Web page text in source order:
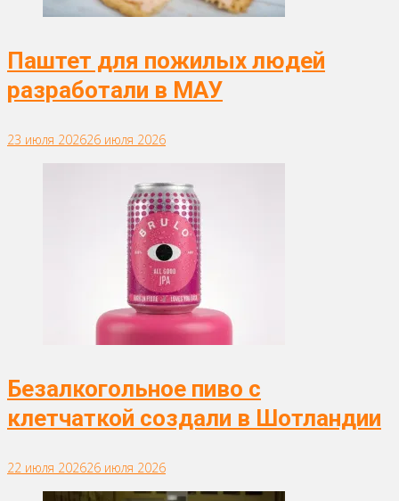
Паштет для пожилых людей
разработали в МАУ
23 июля 202626 июля 2026
Безалкогольное пиво с
клетчаткой создали в Шотландии
22 июля 202626 июля 2026